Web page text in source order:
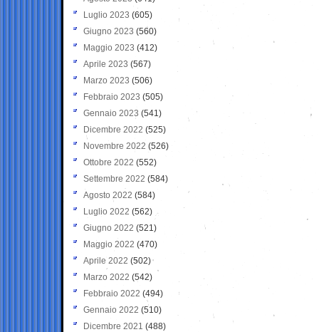
Luglio 2023 (605)
Giugno 2023 (560)
Maggio 2023 (412)
Aprile 2023 (567)
Marzo 2023 (506)
Febbraio 2023 (505)
Gennaio 2023 (541)
Dicembre 2022 (525)
Novembre 2022 (526)
Ottobre 2022 (552)
Settembre 2022 (584)
Agosto 2022 (584)
Luglio 2022 (562)
Giugno 2022 (521)
Maggio 2022 (470)
Aprile 2022 (502)
Marzo 2022 (542)
Febbraio 2022 (494)
Gennaio 2022 (510)
Dicembre 2021 (488)